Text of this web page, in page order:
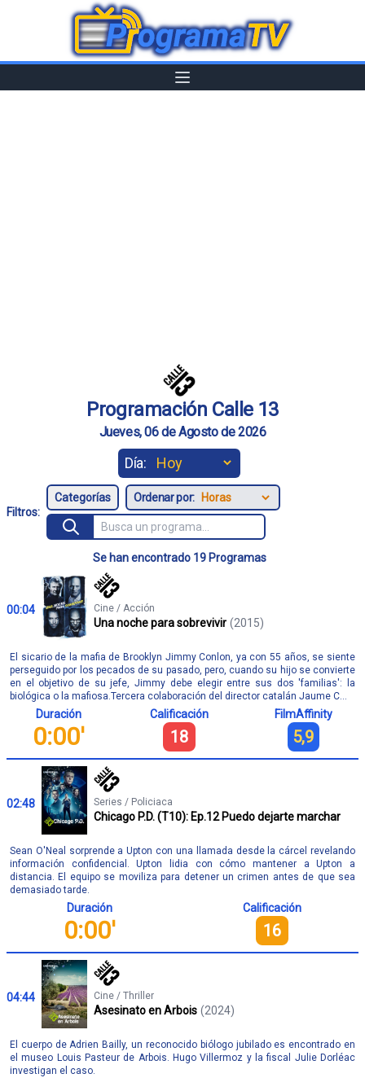
Programación Calle 13
Jueves, 06 de Agosto de 2026
Día:
Filtros:
Ordenar por:
Se han encontrado 19 Programas
00:04 Cine / Acción
Una noche para sobrevivir (2015)
El sicario de la mafia de Brooklyn Jimmy Conlon, ya con 55 años, se siente
perseguido por los pecados de su pasado, pero, cuando su hijo se convierte
en el objetivo de su jefe, Jimmy debe elegir entre sus dos 'familias': la
biológica o la mafiosa.Tercera colaboración del director catalán Jaume C...
Duración
0:00'
Calificación
18
FilmAffinity
5,9
02:48 Series / Policiaca
Chicago P.D. (T10): Ep.12 Puedo dejarte marchar
Sean O'Neal sorprende a Upton con una llamada desde la cárcel revelando
información confidencial. Upton lidia con cómo mantener a Upton a
distancia. El equipo se moviliza para detener un crimen antes de que sea
demasiado tarde.
Duración
0:00'
Calificación
16
04:44 Cine / Thriller
Asesinato en Arbois (2024)
El cuerpo de Adrien Bailly, un reconocido biólogo jubilado es encontrado en
el museo Louis Pasteur de Arbois. Hugo Villermoz y la fiscal Julie Dorléac
investigan el caso.